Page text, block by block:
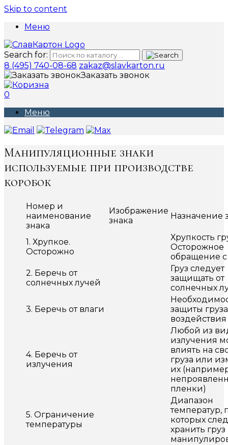
Skip to content
Меню
Search for:
8 (495) 740-08-68 zakaz@slavkarton.ru
Заказать звонок
0
Меню
Манипуляционные знаки
используемые при производстве
коробок
Номер и
наименование
знака
Изображение
знака
Назначение
1. Хрупкое.
Осторожно
Хрупкость
Осторожное
обращение с
2. Беречь от
солнечных лучей
Груз следует
защищать от
солнечных
3. Беречь от влаги
защиты
4. Беречь от
излучения
Любой из
излучения
влиять на
груза или
их
пленки)
5. Ограничение
температуры
Диапазон
температур,
которых
хранить